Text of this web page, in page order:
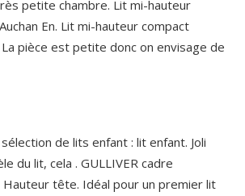
petite chambre. Lit mi-hauteur
En. Lit mi-hauteur compact
pièce est petite donc on envisage de
de lits enfant : lit enfant. Joli
du lit, cela . GULLIVER cadre
tête. Idéal pour un premier lit